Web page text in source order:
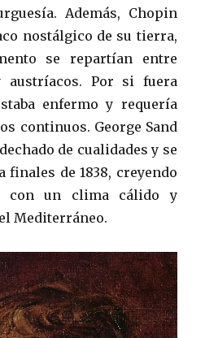
Además, Chopin
nostálgico de su tierra,
se repartían entre
austríacos. Por si fuera
enfermo y requería
continuos. George Sand
de cualidades y se
de 1838, creyendo
con un clima cálido y
Mediterráneo.